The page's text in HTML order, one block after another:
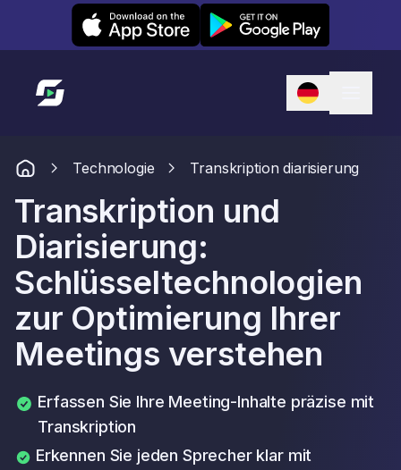
Leexi on iOS Leexi on Android
Link zur Startseite
Technologie Transkription diarisierung
Transkription und
Diarisierung:
Schlüsseltechnologien
zur Optimierung Ihrer
Meetings verstehen
Erfassen Sie Ihre Meeting-Inhalte präzise mit
Transkription
Erkennen Sie jeden Sprecher klar mit